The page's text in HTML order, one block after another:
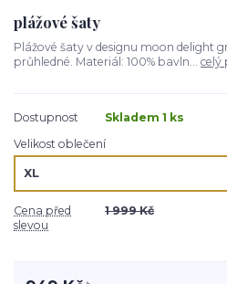
plážové šaty
Plážové šaty v designu moon delight
průhledné. Materiál: 100% bavln... celý
Dostupnost
Skladem 1 ks
Velikost oblečení
Cena před
slevou
1 999 Kč